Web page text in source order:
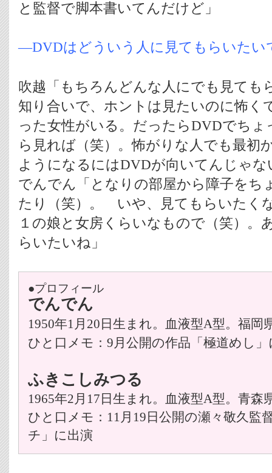
と監督で脚本書いてんだけど」
―DVDはどういう人に見てもらいたい
吹越「もちろんどんな人にでも見て
知り合いで、ホントは見たいのに怖く
った女性がいる。だったらDVDでち
ら見れば（笑）。怖がりな人でも最初
ようになるにはDVDが向いてんじゃな
でんでん「となりの部屋から障子をち
たり（笑）。 いや、見てもらいたく
１の娘と女房くらいなもので（笑）。
らいたいね」
●プロフィール
でんでん
1950年1月20日生まれ。血液型A型。福岡
ひと口メモ：9月公開の作品「極道めし」
ふきこしみつる
1965年2月17日生まれ。血液型A型。青森
ひと口メモ：11月19日公開の瀬々敬久監
チ」に出演